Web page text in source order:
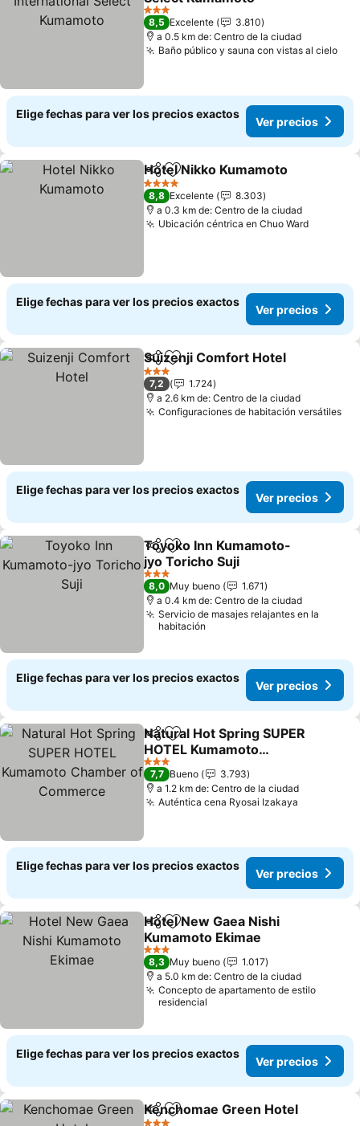
3 Estrellas
8,5 Excelente
3.810
a 0.5 km de: Centro de la ciudad
Baño público y sauna con vistas al cielo
Elige fechas para ver los precios exactos
Ver precios
CompartirAgregar a favoritos
Hotel Nikko Kumamoto
4 Estrellas
8,8 Excelente
8.303
a 0.3 km de: Centro de la ciudad
Ubicación céntrica en Chuo Ward
Elige fechas para ver los precios exactos
Ver precios
CompartirAgregar a favoritos
Suizenji Comfort Hotel
3 Estrellas
7,2
1.724
a 2.6 km de: Centro de la ciudad
Configuraciones de habitación versátiles
Elige fechas para ver los precios exactos
Ver precios
CompartirAgregar a favoritos
Toyoko Inn Kumamoto-
jyo Toricho Suji
3 Estrellas
8,0 Muy bueno
1.671
a 0.4 km de: Centro de la ciudad
Servicio de masajes relajantes en la
habitación
Elige fechas para ver los precios exactos
Ver precios
CompartirAgregar a favoritos
Natural Hot Spring SUPER
HOTEL Kumamoto
Chamber of Commerce
3 Estrellas
7,7 Bueno
3.793
a 1.2 km de: Centro de la ciudad
Auténtica cena Ryosai Izakaya
Elige fechas para ver los precios exactos
Ver precios
CompartirAgregar a favoritos
Hotel New Gaea Nishi
Kumamoto Ekimae
3 Estrellas
8,3 Muy bueno
1.017
a 5.0 km de: Centro de la ciudad
Concepto de apartamento de estilo
residencial
Elige fechas para ver los precios exactos
Ver precios
CompartirAgregar a favoritos
Kenchomae Green Hotel